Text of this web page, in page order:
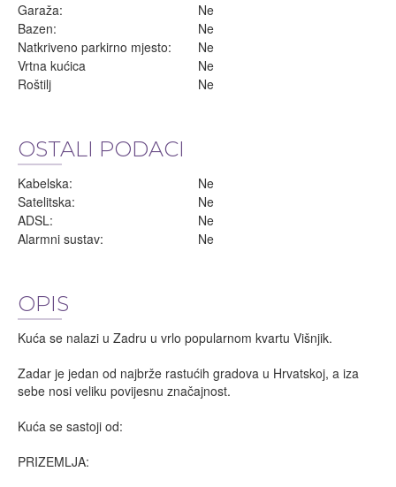
Garaža:
Ne
Bazen:
Ne
Natkriveno parkirno mjesto:
Ne
Vrtna kućica
Ne
Roštilj
Ne
OSTALI PODACI
Kabelska:
Ne
Satelitska:
Ne
ADSL:
Ne
Alarmni sustav:
Ne
OPIS
Kuća se nalazi u Zadru u vrlo popularnom kvartu Višnjik.
Zadar je jedan od najbrže rastućih gradova u Hrvatskoj, a iza
sebe nosi veliku povijesnu značajnost.
Kuća se sastoji od:
PRIZEMLJA: